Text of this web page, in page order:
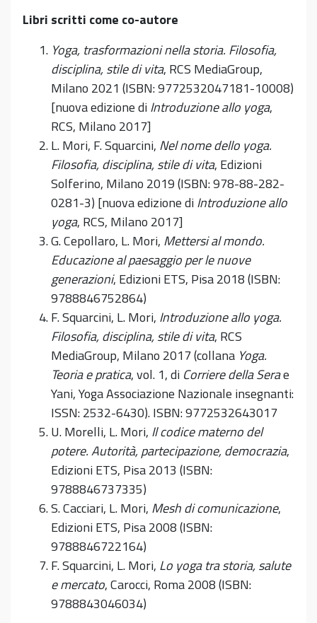
Libri scritti come co-autore
Yoga, trasformazioni nella storia. Filosofia,
disciplina, stile di vita, RCS MediaGroup,
Milano 2021 (ISBN: 9772532047181-10008)
[nuova edizione diIntroduzione allo yoga,
RCS, Milano 2017]
L. Mori, F. Squarcini, Nel nome dello yoga.
Filosofia, disciplina, stile di vita, Edizioni
Solferino, Milano 2019 (ISBN: 978-88-282-
0281-3) [nuova edizione diIntroduzione allo
yoga, RCS, Milano 2017]
G. Cepollaro, L. Mori, Mettersi al mondo.
Educazione al paesaggio per le nuove
generazioni, Edizioni ETS, Pisa 2018 (ISBN:
9788846752864)
F. Squarcini, L. Mori, Introduzione allo yoga.
Filosofia, disciplina, stile di vita, RCS
MediaGroup, Milano 2017 (collana Yoga.
Teoria e pratica, vol. 1, di Corriere della Serae
Yani, Yoga Associazione Nazionale insegnanti:
ISSN: 2532-6430). ISBN: 9772532643017
U. Morelli, L. Mori, Il codice materno del
potere. Autorità, partecipazione, democrazia,
Edizioni ETS, Pisa 2013 (ISBN:
9788846737335)
S. Cacciari, L. Mori, Mesh di comunicazione,
Edizioni ETS, Pisa 2008 (ISBN:
9788846722164)
F. Squarcini, L. Mori, Lo yoga tra storia, salute
e mercato, Carocci, Roma 2008 (ISBN:
9788843046034)